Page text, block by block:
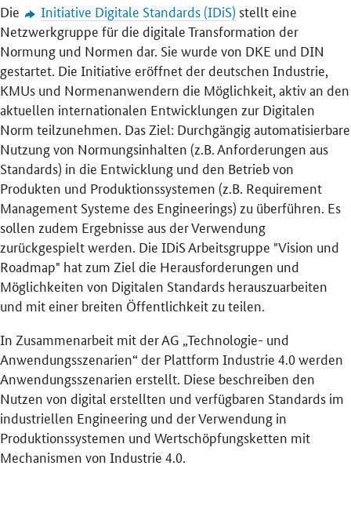
Die
Initiative Digitale Standards (IDiS) stellt eine
Netzwerkgruppe für die digitale Transformation der
Normung und Normen dar. Sie wurde von DKE und DIN
gestartet. Die Initiative eröffnet der deutschen Industrie,
KMUs und Normenanwendern die Möglichkeit, aktiv an den
aktuellen internationalen Entwicklungen zur Digitalen
Norm teilzunehmen. Das Ziel: Durchgängig automatisierbare
Nutzung von Normungsinhalten (z.B. Anforderungen aus
Standards) in die Entwicklung und den Betrieb von
Produkten und Produktionssystemen (z.B. Requirement
Management Systeme des Engineerings) zu überführen. Es
sollen zudem Ergebnisse aus der Verwendung
zurückgespielt werden. Die IDiS Arbeitsgruppe "Vision und
Roadmap" hat zum Ziel die Herausforderungen und
Möglichkeiten von Digitalen Standards herauszuarbeiten
und mit einer breiten Öffentlichkeit zu teilen.
In Zusammenarbeit mit der AG „Technologie- und
Anwendungsszenarien“ der Plattform Industrie 4.0 werden
Anwendungsszenarien erstellt. Diese beschreiben den
Nutzen von digital erstellten und verfügbaren Standards im
industriellen Engineering und der Verwendung in
Produktionssystemen und Wertschöpfungsketten mit
Mechanismen von Industrie 4.0.